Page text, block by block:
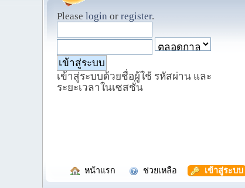
Please login or register.
เข้าสู่ระบบด้วยชื่อผู้ใช้ รหัสผ่าน และ
ระยะเวลาในเซสชั่น
หน้าแรก ช่วยเหลือ เข้าสู่ระบบ